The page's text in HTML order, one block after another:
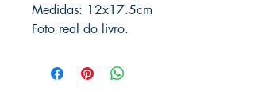
Medidas: 12x17.5cm
Foto real do livro.